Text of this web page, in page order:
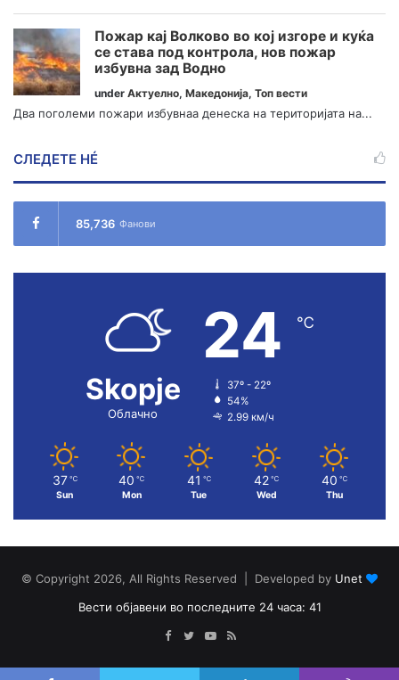
Пожар кај Волково во кој изгоре и куќа
се става под контрола, нов пожар
избувна зад Водно
under Актуелно, Македонија, Топ вести
Два поголеми пожари избувнаа денеска на територијата на...
СЛЕДЕТЕ НÉ
85,736 Фанови
Skopje
Облачно
24 ℃
37º - 22º
54%
2.99 км/ч
37 ℃
Sun
40 ℃
Mon
41 ℃
Tue
42 ℃
Wed
40 ℃
Thu
© Copyright 2026, All Rights Reserved | Developed by Unet
Вести објавени во последните 24 часа: 41
Facebook
TwitterYouTube
RSS